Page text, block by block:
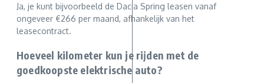
Ja, je kunt bijvoorbeeld de Dacia Spring leasen vanaf
ongeveer €266 per maand, afhankelijk van het
leasecontract.
Hoeveel kilometer kun je rijden met de
goedkoopste elektrische auto?